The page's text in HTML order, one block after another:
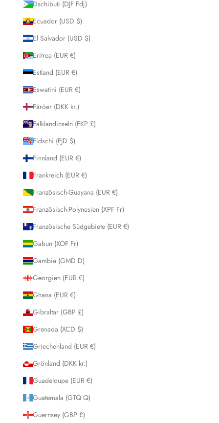
Dschibuti (DJF Fdj)
Ecuador (USD $)
El Salvador (USD $)
Eritrea (EUR €)
Estland (EUR €)
Eswatini (EUR €)
Färöer (DKK kr.)
Falklandinseln (FKP £)
Fidschi (FJD $)
Finnland (EUR €)
Frankreich (EUR €)
Französisch-Guayana (EUR €)
Französisch-Polynesien (XPF Fr)
Französische Südgebiete (EUR €)
Gabun (XOF Fr)
Gambia (GMD D)
Georgien (EUR €)
Ghana (EUR €)
Gibraltar (GBP £)
Grenada (XCD $)
Griechenland (EUR €)
Grönland (DKK kr.)
Guadeloupe (EUR €)
Guatemala (GTQ Q)
Guernsey (GBP £)